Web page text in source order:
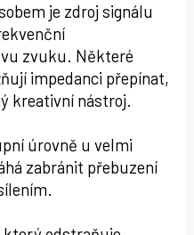
je zdroj signálu
zvuku. Některé
impedanci přepínat,
kreativní nástroj.
úrovně u velmi
zabránit přebuzení